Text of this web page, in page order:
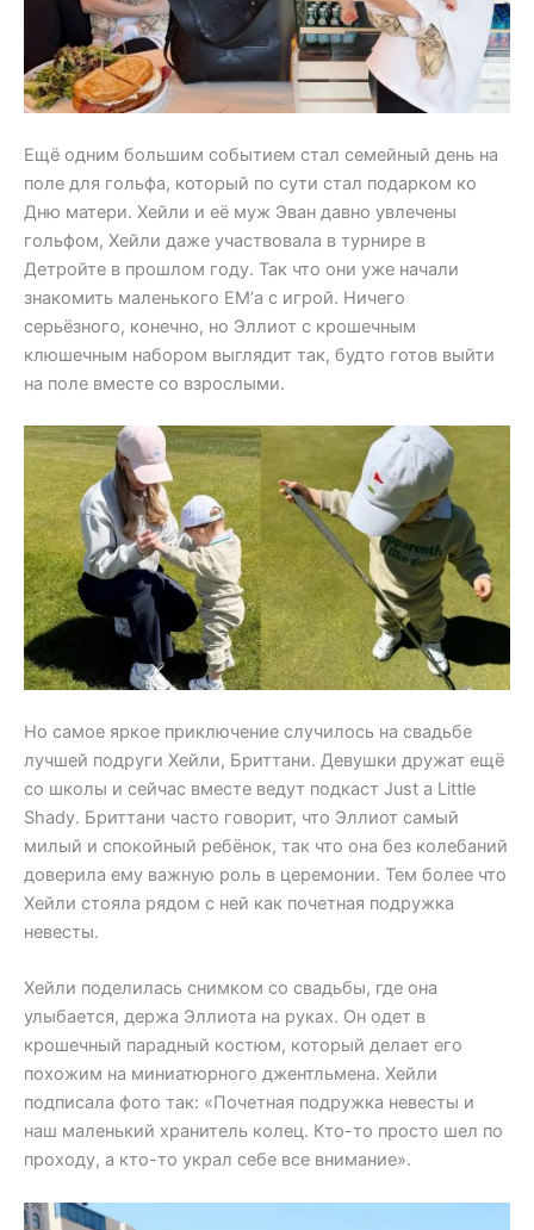
Ещё одним большим событием стал семейный день на
поле для гольфа, который по сути стал подарком ко
Дню матери. Хейли и её муж Эван давно увлечены
гольфом, Хейли даже участвовала в турнире в
Детройте в прошлом году. Так что они уже начали
знакомить маленького EM’а с игрой. Ничего
серьёзного, конечно, но Эллиот с крошечным
клюшечным набором выглядит так, будто готов выйти
на поле вместе со взрослыми.
Но самое яркое приключение случилось на свадьбе
лучшей подруги Хейли, Бриттани. Девушки дружат ещё
со школы и сейчас вместе ведут подкаст Just a Little
Shady. Бриттани часто говорит, что Эллиот самый
милый и спокойный ребёнок, так что она без колебаний
доверила ему важную роль в церемонии. Тем более что
Хейли стояла рядом с ней как почетная подружка
невесты.
Хейли поделилась снимком со свадьбы, где она
улыбается, держа Эллиота на руках. Он одет в
крошечный парадный костюм, который делает его
похожим на миниатюрного джентльмена. Хейли
подписала фото так: «Почетная подружка невесты и
наш маленький хранитель колец. Кто-то просто шел по
проходу, а кто-то украл себе все внимание».